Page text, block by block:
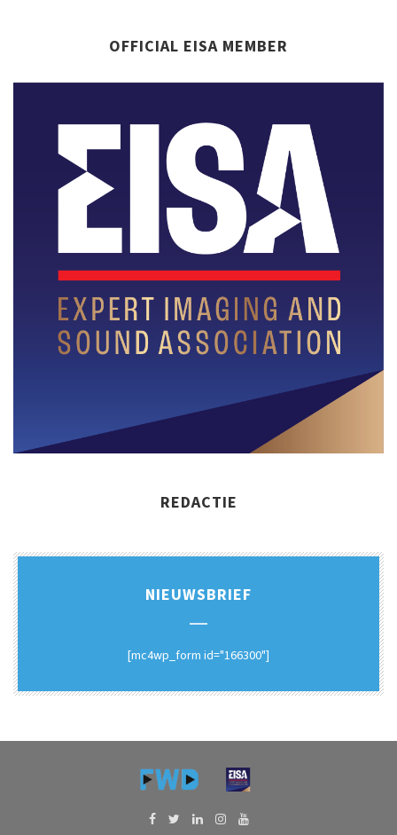
OFFICIAL EISA MEMBER
REDACTIE
NIEUWSBRIEF
[mc4wp_form id="166300"]